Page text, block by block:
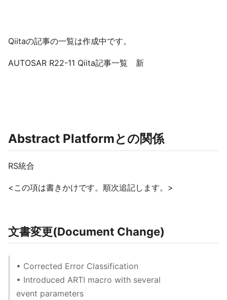
Qiitaの記事の一覧は作成中です。
AUTOSAR R22-11 Qiita記事一覧 新
Abstract Platformとの関係
RS統合
<この項は書きかけです。順次追記します。>
文書変更(Document Change)
• Corrected Error Classification
• Introduced ARTI macro with several
event parameters